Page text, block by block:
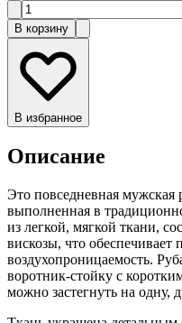
В корзину
В избранное
Описание
Это повседневная
выполненная в
из легкой, мягкой ткани,
вискозы, что
воздухопроницаемость.
воротник-стойку с
можно застегнуть на одну,